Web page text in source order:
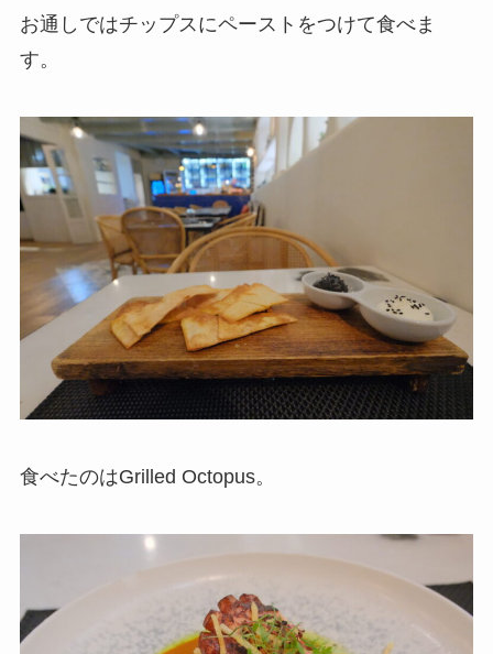
お通しではチップスにペーストをつけて食べま
す。
食べたのはGrilled Octopus。